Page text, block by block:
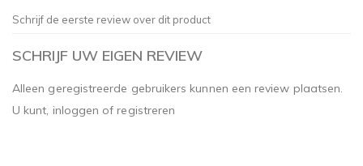
Schrijf de eerste review over dit product
SCHRIJF UW EIGEN REVIEW
Alleen geregistreerde gebruikers kunnen een review plaatsen.
U kunt, inloggen ofregistreren